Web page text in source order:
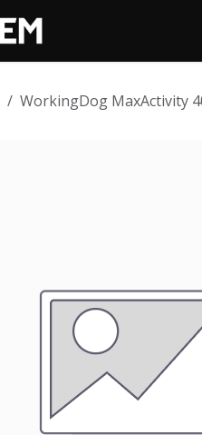
WorkingDog MaxActivity